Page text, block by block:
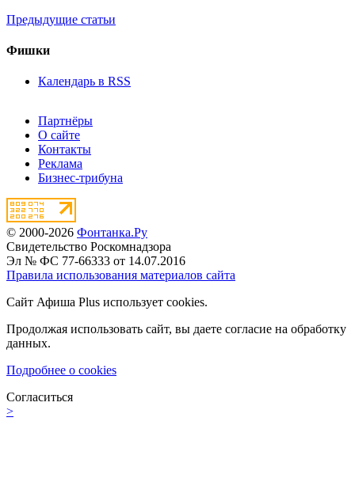
Предыдущие статьи
Фишки
Календарь в RSS
Партнёры
О сайте
Контакты
Реклама
Бизнес-трибуна
© 2000-2026 Фонтанка.Ру
Свидетельство Роскомнадзора
Эл № ФС 77-66333 от 14.07.2016
Правила использования материалов сайта
Сайт Афиша Plus использует cookies.
Продолжая использовать сайт, вы даете согласие на обработку
данных.
Подробнее о cookies
Согласиться
>